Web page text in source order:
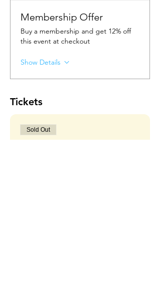
Membership Offer
Buy a membership and get 12% off
this event at checkout
Show Details
Tickets
Sold Out